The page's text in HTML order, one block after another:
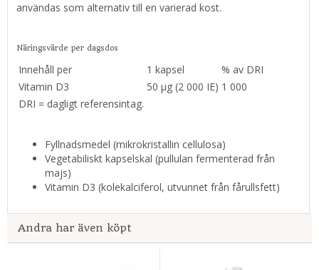
användas som alternativ till en varierad kost.
Näringsvärde per dagsdos
Innehåll per 1 kapsel
% av DRI
Vitamin D3
50 μg (2 000 IE) 1 000
DRI = dagligt referensintag.
Fyllnadsmedel (mikrokristallin cellulosa)
Vegetabiliskt kapselskal (pullulan fermenterad från
majs)
Vitamin D3 (kolekalciferol, utvunnet från fårullsfett)
Andra har även köpt